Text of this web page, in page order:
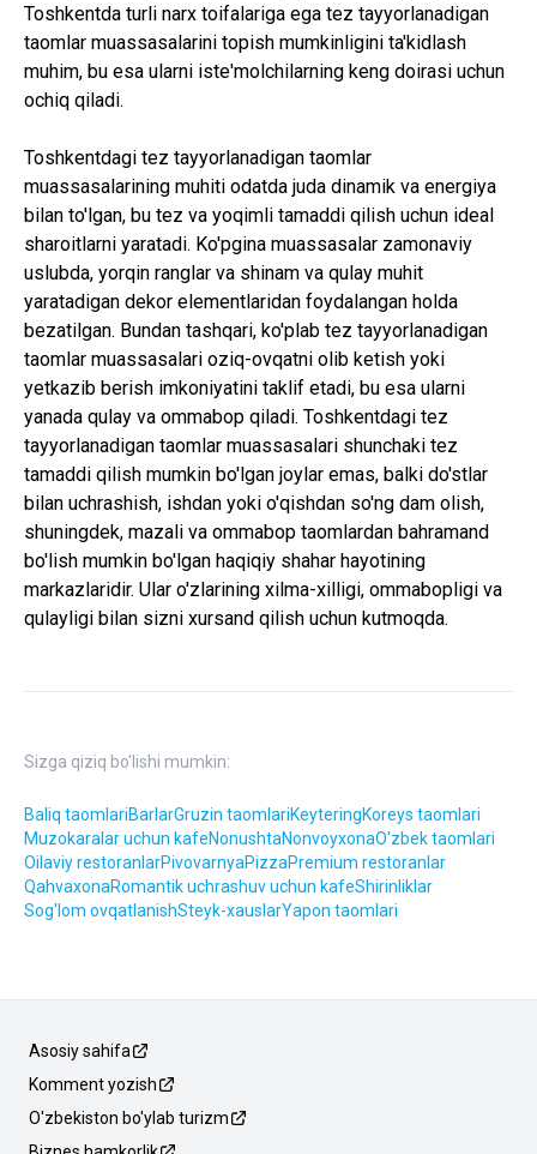
Toshkentda turli narx toifalariga ega tez tayyorlanadigan
taomlar muassasalarini topish mumkinligini ta'kidlash
muhim, bu esa ularni iste'molchilarning keng doirasi uchun
ochiq qiladi.
Toshkentdagi tez tayyorlanadigan taomlar
muassasalarining muhiti odatda juda dinamik va energiya
bilan to'lgan, bu tez va yoqimli tamaddi qilish uchun ideal
sharoitlarni yaratadi. Ko'pgina muassasalar zamonaviy
uslubda, yorqin ranglar va shinam va qulay muhit
yaratadigan dekor elementlaridan foydalangan holda
bezatilgan. Bundan tashqari, ko'plab tez tayyorlanadigan
taomlar muassasalari oziq-ovqatni olib ketish yoki
yetkazib berish imkoniyatini taklif etadi, bu esa ularni
yanada qulay va ommabop qiladi. Toshkentdagi tez
tayyorlanadigan taomlar muassasalari shunchaki tez
tamaddi qilish mumkin bo'lgan joylar emas, balki do'stlar
bilan uchrashish, ishdan yoki o'qishdan so'ng dam olish,
shuningdek, mazali va ommabop taomlardan bahramand
bo'lish mumkin bo'lgan haqiqiy shahar hayotining
markazlaridir. Ular o'zlarining xilma-xilligi, ommabopligi va
qulayligi bilan sizni xursand qilish uchun kutmoqda.
Sizga qiziq bo'lishi mumkin:
Baliq taomlariBarlarGruzin taomlariKeyteringKoreys taomlari
Muzokaralar uchun kafeNonushtaNonvoyxonaO'zbek taomlari
Oilaviy restoranlarPivovarnyaPizzaPremium restoranlar
QahvaxonaRomantik uchrashuv uchun kafeShirinliklar
Sog'lom ovqatlanishSteyk-xauslarYapon taomlari
Asosiy sahifa
Komment yozish
O'zbekiston bo'ylab turizm